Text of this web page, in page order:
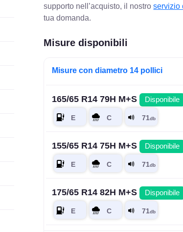
supporto nell’acquisto, il nostroservizio
tua domanda.
Misure disponibili
Misure con diametro 14 pollici
165/65 R14 79H M+S Disponibile
155/65 R14 75H M+S Disponibile
175/65 R14 82H M+S Disponibile